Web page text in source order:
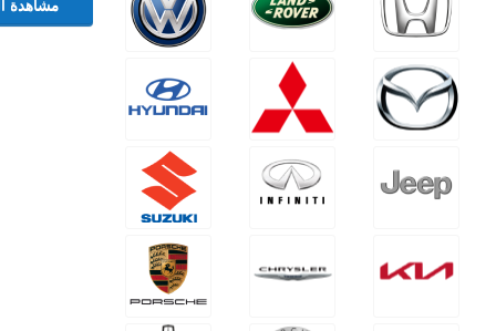
مشاهدة